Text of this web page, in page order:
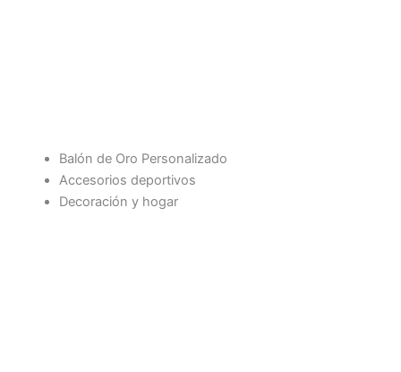
Balón de Oro Personalizado
Accesorios deportivos
Decoración y hogar